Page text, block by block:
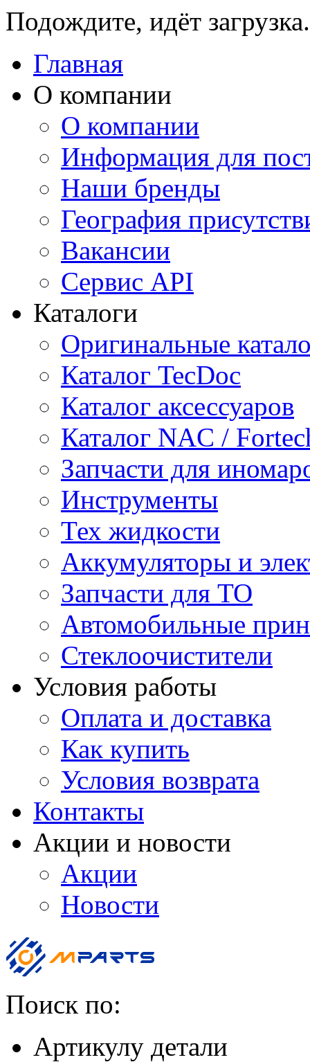
Подождите, идёт
Главная
О компании
О компании
Информация для
Наши бренды
География
Вакансии
Сервис API
Каталоги
Оригинальные
Каталог TecDoc
Каталог аксессуаров
Каталог NAC /
Запчасти для
Инструменты
Тех жидкости
Аккумуляторы и
Запчасти для ТО
Автомобильные
Стеклоочистители
Условия работы
Оплата и доставка
Как купить
Условия возврата
Контакты
Акции и новости
Акции
Новости
Поиск по:
Артикулу детали